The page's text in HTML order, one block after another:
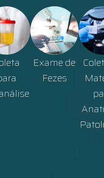
Exame de
Fezes